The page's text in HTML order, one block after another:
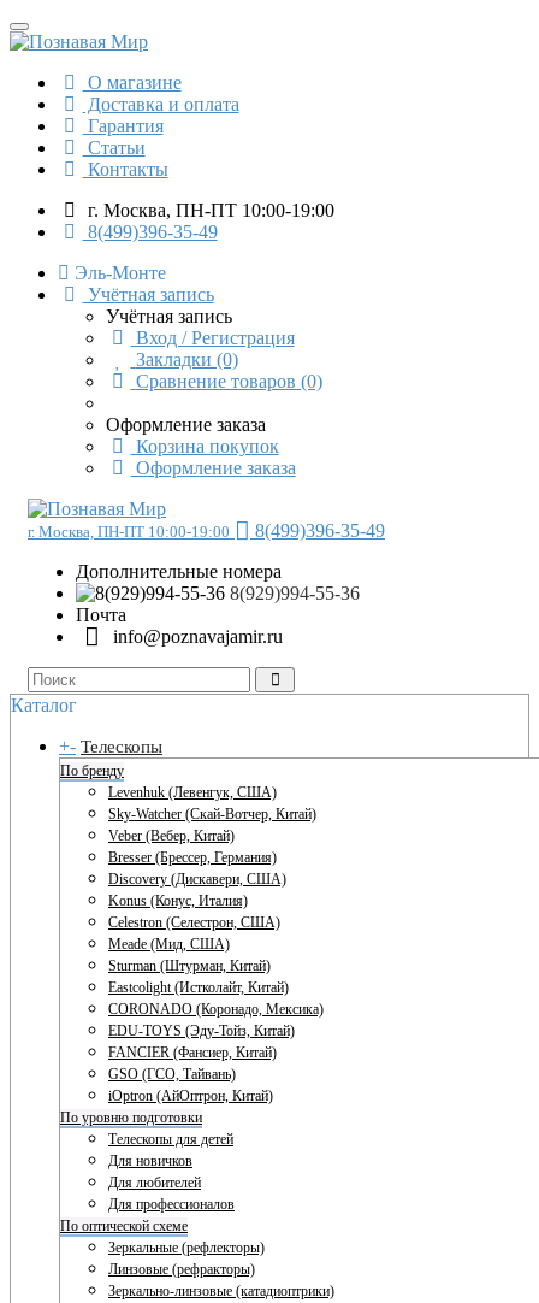
О магазине
Доставка и оплата
Гарантия
Статьи
Контакты
г. Москва, ПН-ПТ 10:00-19:00
8(499)396-35-49
Эль-Монте
Учётная запись
Учётная запись
Вход / Регистрация
Закладки (0)
Сравнение товаров (0)
Оформление заказа
Корзина покупок
Оформление заказа
г. Москва, ПН-ПТ 10:00-19:00
8(499)396-35-49
Дополнительные номера
8(929)994-55-36
Почта
info@poznavajamir.ru
Каталог
+- Телескопы
По бренду
Levenhuk (Левенгук, США)
Sky-Watcher (Скай-Вотчер, Китай)
Veber (Вебер, Китай)
Bresser (Брессер, Германия)
Discovery (Дискавери, США)
Konus (Конус, Италия)
Celestron (Селестрон, США)
Meade (Мид, США)
Sturman (Штурман, Китай)
Eastcolight (Истколайт, Китай)
CORONADO (Коронадо, Мексика)
EDU-TOYS (Эду-Тойз, Китай)
FANCIER (Фансиер, Китай)
GSO (ГСО, Тайвань)
iOptron (АйОптрон, Китай)
По уровню подготовки
Телескопы для детей
Для новичков
Для любителей
Для профессионалов
По оптической схеме
Зеркальные (рефлекторы)
Линзовые (рефракторы)
Зеркально-линзовые (катадиоптрики)